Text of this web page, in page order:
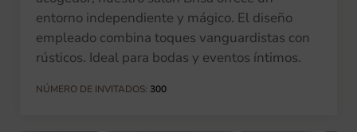
entorno independiente y mágico. El diseño
empleado combina toques vanguardistas con
rústicos. Ideal para bodas y eventos íntimos.
NÚMERO DE INVITADOS: 300